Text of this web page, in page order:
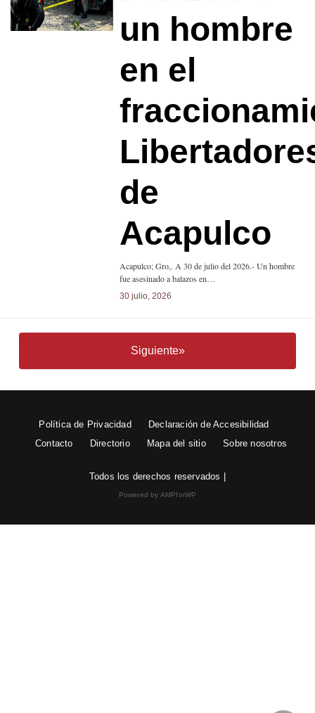
un hombre
en el
de
Acapulco
Acapulco; Gro,. A 30 de julio del 2026.- Un hombre
fue asesinado a balazos en…
30 julio, 2026
Siguiente»
Política de Privacidad
Declaración de Accesibilidad
Contacto
Directorio Mapa del sitio Sobre nosotros
Todos los derechos reservados |
Powered by AMPforWP